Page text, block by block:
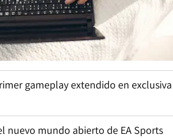
gameplay extendido en exclusiva
nuevo mundo abierto de EA Sports